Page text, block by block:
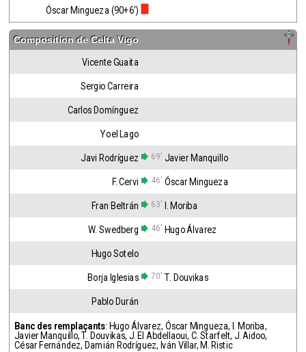
Óscar Mingueza (90+6')
Composition deCelta Vigo
Vicente Guaita
Sergio Carreira
Carlos Domínguez
Yoel Lago
Javi Rodríguez 69' Javier Manquillo
F. Cervi 46' Óscar Mingueza
Fran Beltrán 63' I. Moriba
W. Swedberg 46' Hugo Álvarez
Hugo Sotelo
Borja Iglesias 70' T. Douvikas
Pablo Durán
Banc des remplaçants: Hugo Álvarez, Óscar Mingueza, I. Moriba,
Javier Manquillo,T. Douvikas, J. El Abdellaoui, C. Starfelt, J. Aidoo,
César Fernández, Damián Rodríguez, Iván Villar, M. Ristic